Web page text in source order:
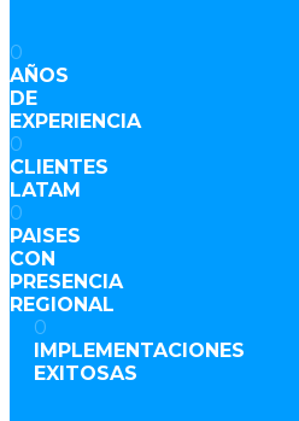
0
AÑOS
DE
EXPERIENCIA
0
CLIENTES
LATAM
0
PAISES
CON
PRESENCIA
REGIONAL
0
IMPLEMENTACIONES
EXITOSAS